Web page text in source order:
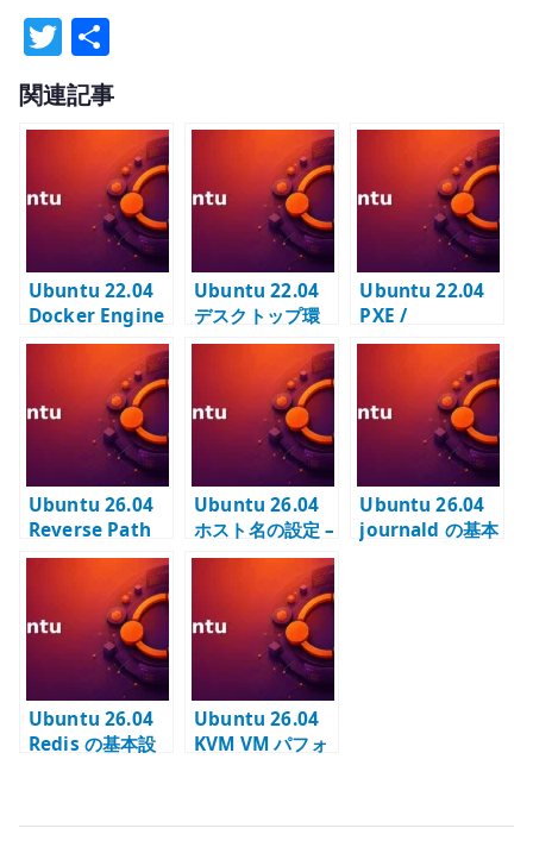
T
w
it
r
有
関連記事
Ubuntu 22.04
Docker Engine
の導入 –
Ubuntu 標準パ
ッケージでコン
テナ実行環境を
構築する
Ubuntu 22.04
デスクトップ環
境 – Server に
desktop を追加
する
Ubuntu 22.04
PXE /
Autoinstall 自
動インストール –
DHCP / TFTP /
HTTP を連携さ
せる
Ubuntu 26.04
Reverse Path
Filtering の基本
設定 – 複数イン
ターフェイスと
PBR で rp_filter
を確認する
Ubuntu 26.04
ホスト名の設定 –
FQDN と
/etc/hosts の基
Ubuntu 26.04
journald の基本
Ubuntu 26.04
Redis の基本設
socket を管理す
Ubuntu 26.04
KVM VM パフォ
HugePages /